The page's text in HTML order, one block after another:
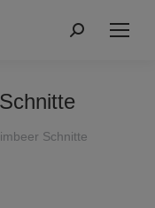
Search:
Schnitte